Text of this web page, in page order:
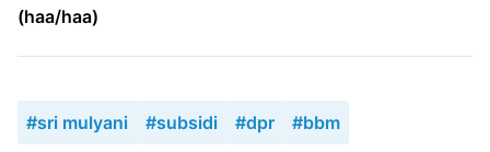
(haa/haa)
#sri mulyani #subsidi #dpr #bbm